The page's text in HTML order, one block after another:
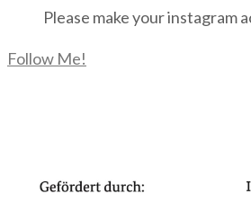
Please make your instagram
Follow Me!